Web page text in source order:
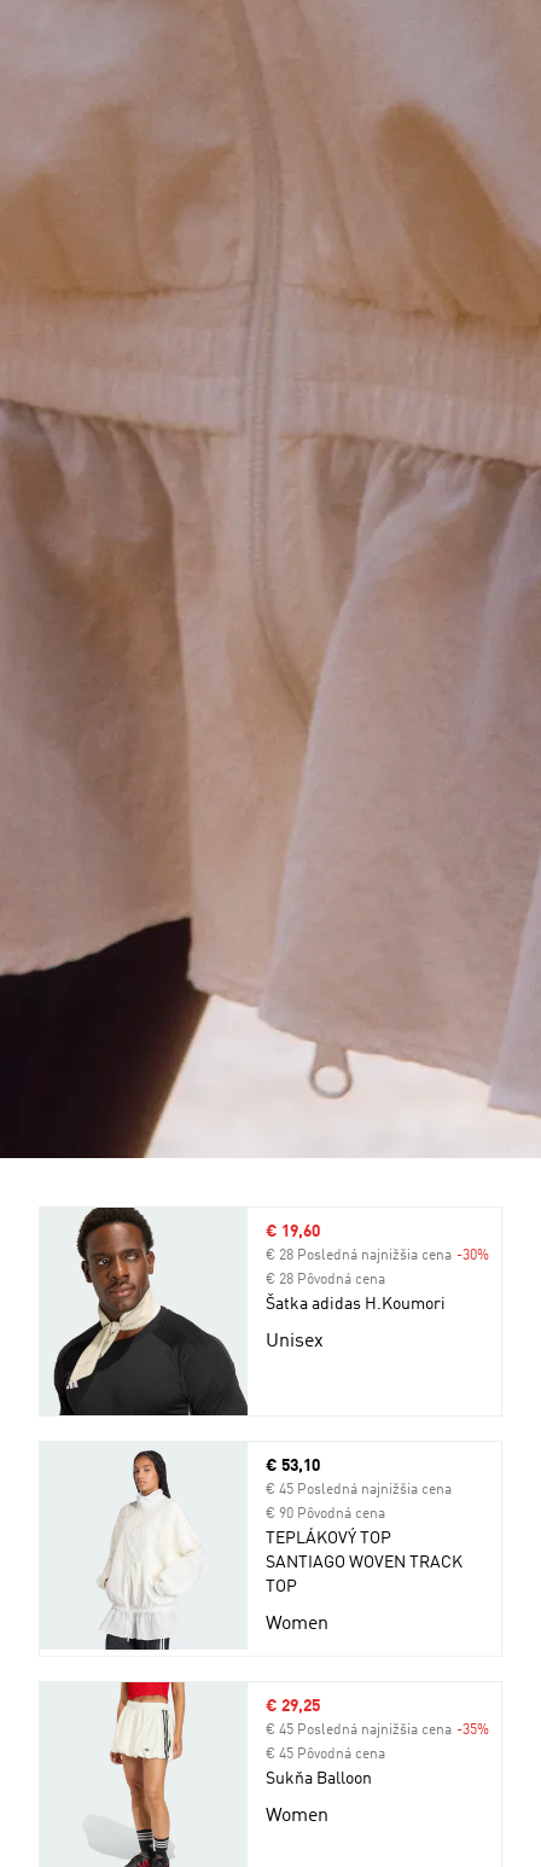
Výpredajová cena
€ 19,60
€ 28 Posledná najnižšia cena -30%Zľava
€ 28 Pôvodná cena
Šatka adidas H.Koumori
Unisex
Aktuálna cena
€ 53,10
€ 45 Posledná najnižšia cena
€ 90 Pôvodná cena
TEPLÁKOVÝ TOP
SANTIAGO WOVEN TRACK
TOP
Women
Výpredajová cena
€ 29,25
€ 45 Posledná najnižšia cena -35%Zľava
€ 45 Pôvodná cena
Sukňa Balloon
Women